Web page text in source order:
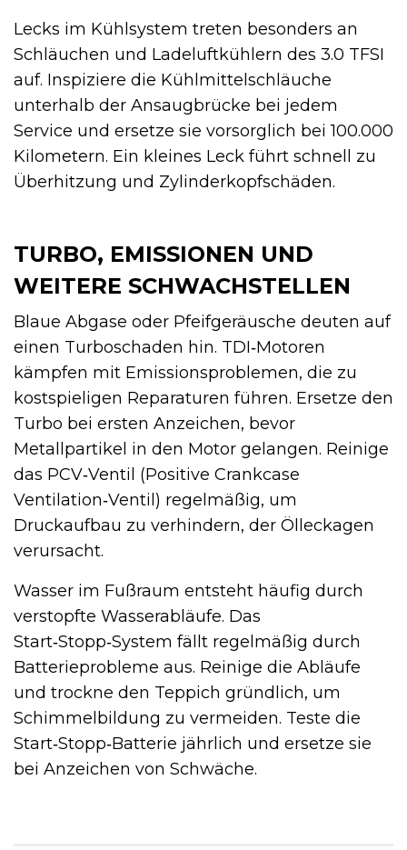
Lecks im Kühlsystem treten besonders an
Schläuchen und Ladeluftkühlern des 3.0 TFSI
auf. Inspiziere die Kühlmittelschläuche
unterhalb der Ansaugbrücke bei jedem
Service und ersetze sie vorsorglich bei 100.000
Kilometern. Ein kleines Leck führt schnell zu
Überhitzung und Zylinderkopfschäden.
TURBO, EMISSIONEN UND
WEITERE SCHWACHSTELLEN
Blaue Abgase oder Pfeifgeräusche deuten auf
einen Turboschaden hin. TDI‑Motoren
kämpfen mit Emissionsproblemen, die zu
kostspieligen Reparaturen führen. Ersetze den
Turbo bei ersten Anzeichen, bevor
Metallpartikel in den Motor gelangen. Reinige
das PCV‑Ventil (Positive Crankcase
Ventilation‑Ventil) regelmäßig, um
Druckaufbau zu verhindern, der Ölleckagen
verursacht.
Wasser im Fußraum entsteht häufig durch
verstopfte Wasserabläufe. Das
Start‑Stopp‑System fällt regelmäßig durch
Batterieprobleme aus. Reinige die Abläufe
und trockne den Teppich gründlich, um
Schimmelbildung zu vermeiden. Teste die
Start‑Stopp‑Batterie jährlich und ersetze sie
bei Anzeichen von Schwäche.